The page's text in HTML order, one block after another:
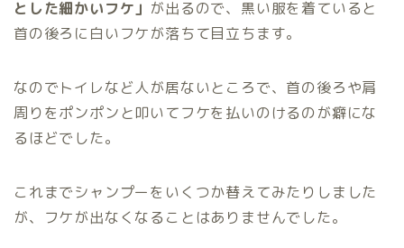
とした細かいフケ」 が出るので、黒い服を着ていると
首の後ろに白いフケが落ちて目立ちます。
なのでトイレなど人が居ないところで、首の後ろや肩
周りをポンポンと叩いてフケを払いのけるのが癖にな
るほどでした。
これまでシャンプーをいくつか替えてみたりしました
が、フケが出なくなることはありませんでした。